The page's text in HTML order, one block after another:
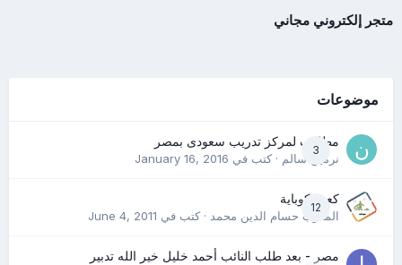
متجر إلكتروني مجاني
موضوعات
3
مطلوب لمركز تدريب سعودى بمصر
نرمين سالم· كتب في January 16, 2016
12
كعب كوباية
المدرب حسام الدين محمد· كتب في June 4, 2011
مصر - بعد طلب النائب أحمد خليل خير الله تدبير